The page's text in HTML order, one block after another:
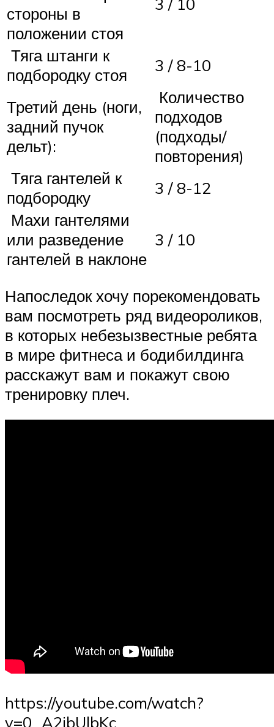
стороны в
положении стоя
Тяга штанги к
подбородку стоя
3 / 8-10
Третий день (ноги,
задний пучок
дельт):
Количество
подходов
(подходы/
повторения)
Тяга гантелей к
подбородку
3 / 8-12
Махи гантелями
или разведение
гантелей в наклоне
3 / 10
Напоследок хочу порекомендовать
вам посмотреть ряд видеороликов,
в которых небезызвестные ребята
в мире фитнеса и бодибилдинга
расскажут вам и покажут свою
тренировку плеч.
https://youtube.com/watch?
v=0_A2jbUlbKc